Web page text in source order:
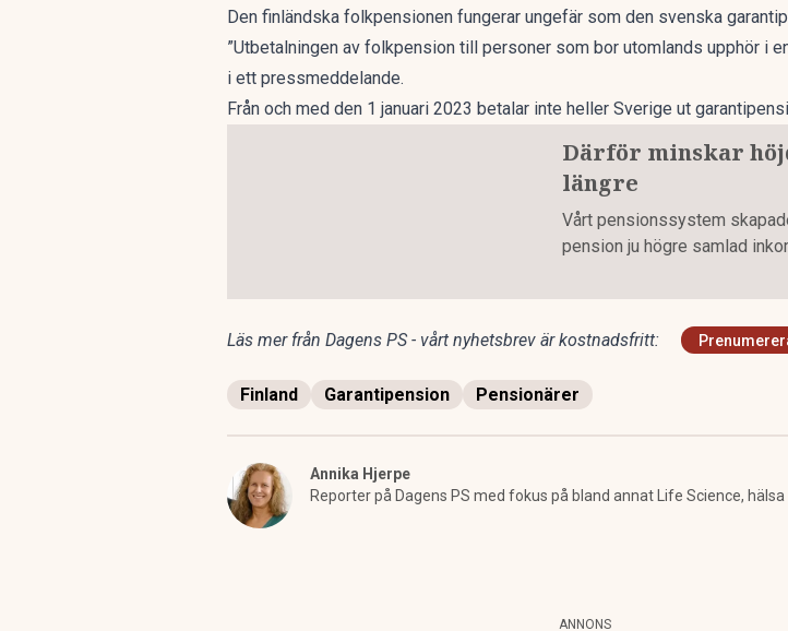
Den finländska folkpensionen fungerar ungefär som den svenska
”Utbetalningen av folkpension till personer som bor utomlands upphör i
i ett pressmeddelande.
Från och med den 1 januari 2023 betalar inte heller Sverige ut
Därför minskar
längre
Vårt pensionssystem
pension ju högre samlad
Läs mer från Dagens PS - vårt nyhetsbrev är kostnadsfritt:
Finland Garantipension Pensionärer
Annika Hjerpe
Reporter på Dagens PS med fokus på bland annat Life Science, hälsa
ANNONS